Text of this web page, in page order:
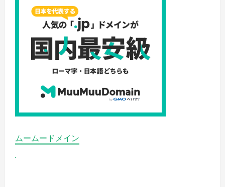
ムームードメイン